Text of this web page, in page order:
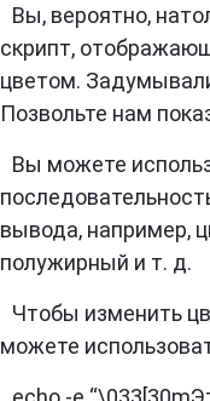
Вы, вероятно,
скрипт,
цветом.
Позвольте нам
Вы можете
вывода, например,
полужирный и т. д.
Чтобы изменить
можете